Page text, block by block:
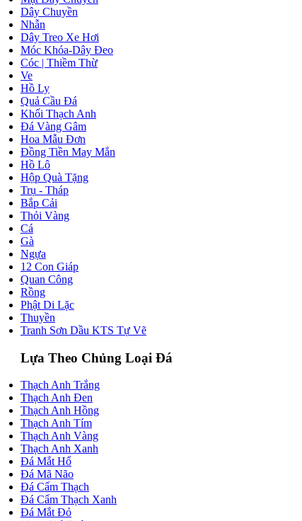
Dây Chuyền
Nhẫn
Dây Treo Xe Hơi
Móc Khóa-Dây Đeo
Cóc | Thiềm Thừ
Ve
Hồ Ly
Quả Cầu Đá
Khối Thạch Anh
Đá Vàng Gâm
Hoa Mẫu Đơn
Đồng Tiền May Mắn
Hồ Lô
Hộp Quà Tặng
Trụ - Tháp
Bắp Cải
Thỏi Vàng
Cá
Gà
Ngựa
12 Con Giáp
Quan Công
Rồng
Phật Di Lặc
Thuyền
Tranh Sơn Dầu KTS Tự Vẽ
Lựa Theo Chủng Loại Đá
Thạch Anh Trắng
Thạch Anh Đen
Thạch Anh Hồng
Thạch Anh Tím
Thạch Anh Vàng
Thạch Anh Xanh
Đá Mắt Hổ
Đá Mã Não
Đá Cẩm Thạch
Đá Cẩm Thạch Xanh
Đá Mắt Đỏ